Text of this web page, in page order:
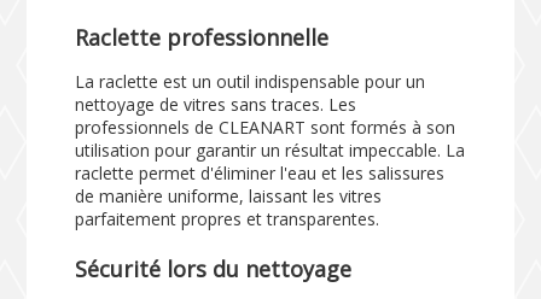
Raclette professionnelle
La raclette est un outil indispensable pour un
nettoyage de vitres sans traces. Les
professionnels de CLEANART sont formés à son
utilisation pour garantir un résultat impeccable. La
raclette permet d'éliminer l'eau et les salissures
de manière uniforme, laissant les vitres
parfaitement propres et transparentes.
Sécurité lors du nettoyage